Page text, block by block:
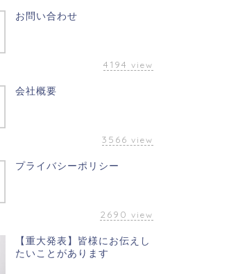
お問い合わせ
4194 view
会社概要
3566 view
プライバシーポリシー
2690 view
【重大発表】皆様にお伝えし
たいことがあります